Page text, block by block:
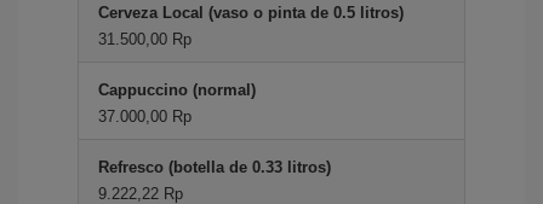
Cerveza Local (vaso o pinta de 0.5 litros)
31.500,00 Rp
Cappuccino (normal)
37.000,00 Rp
Refresco (botella de 0.33 litros)
9.222,22 Rp